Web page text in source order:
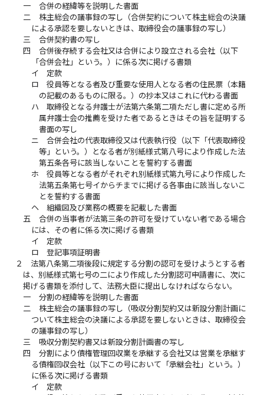
一
合併の経緯等を説明した書面
二
株主総会の議事録の写し（合併契約について株主総会の決議
による承認を要しないときは、取締役会の議事録の写し）
三
合併契約書の写し
四
合併後存続する会社又は合併により設立される会社（以下
「合併会社」という。）に係る次に掲げる書類
イ
定款
ロ
役員等となる者及び重要な使用人となる者の住民票（本籍
の記載のあるものに限る。）の抄本又はこれに代わる書面
ハ
取締役となる弁護士が法第六条第二項ただし書に定める所
属弁護士会の推薦を受けた者であるときはその旨を証明する
書面の写し
ニ
合併会社の代表取締役又は代表執行役（以下「代表取締役
等」という。）となる者が別紙様式第八号により作成した法
第五条各号に該当しないことを誓約する書面
ホ
役員等となる者がそれぞれ別紙様式第九号により作成した
法第五条第七号イからチまでに掲げる各事由に該当しないこ
とを誓約する書面
ヘ
組織図及び業務の概要を記載した書面
五
合併の当事者が法第三条の許可を受けていない者である場合
には、その者に係る次に掲げる書類
イ
定款
ロ
登記事項証明書
２
法第八条第二項後段に規定する分割の認可を受けようとする者
は、別紙様式第七号の二により作成した分割認可申請書に、次に
掲げる書類を添付して、法務大臣に提出しなければならない。
一
分割の経緯等を説明した書面
二
株主総会の議事録の写し（吸収分割契約又は新設分割計画に
ついて株主総会の決議による承認を要しないときは、取締役会
の議事録の写し）
三
吸収分割契約書又は新設分割計画書の写し
四
分割により債権管理回収業を承継する会社又は営業を承継す
る債権回収会社（以下この号において「承継会社」という。）
に係る次に掲げる書類
イ
定款